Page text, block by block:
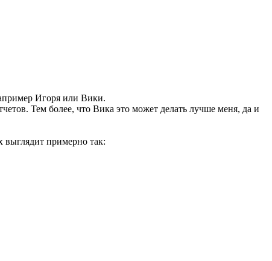
Игоря или Вики.
Тем более, что Вика это может делать лучше меня, да и
выглядит примерно так: